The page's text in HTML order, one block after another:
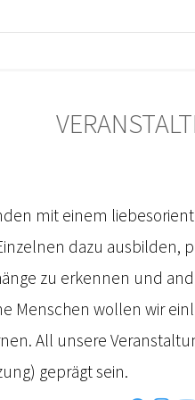
mit einem
dazu ausbilden,
zu erkennen und
Menschen wollen wir
All unsere
geprägt sein.